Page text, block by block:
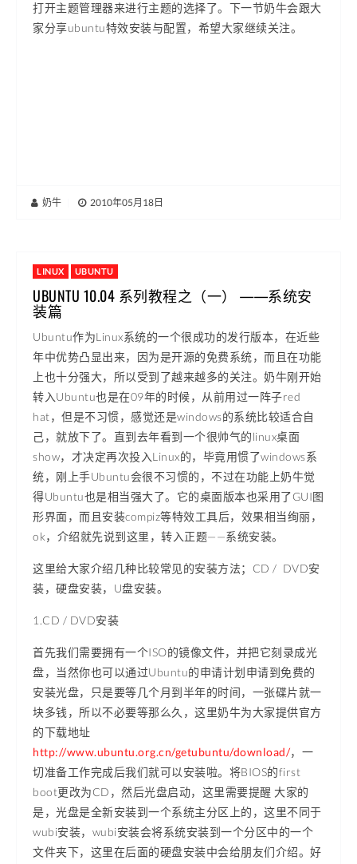
打开主题管理器来进行主题的选择了。下一节奶牛会跟大
家分享ubuntu特效安装与配置，希望大家继续关注。
奶牛 2010年05月18日
LINUX UBUNTU
UBUNTU 10.04 系列教程之（一） ——系统安
装篇
Ubuntu作为Linux系统的一个很成功的发行版本，在近些
年中优势凸显出来，因为是开源的免费系统，而且在功能
上也十分强大，所以受到了越来越多的关注。奶牛刚开始
转入Ubuntu也是在09年的时候，从前用过一阵子red
hat，但是不习惯，感觉还是windows的系统比较适合自
己，就放下了。直到去年看到一个很帅气的linux桌面
show，才决定再次投入Linux的，毕竟用惯了windows系
统，刚上手Ubuntu会很不习惯的，不过在功能上奶牛觉
得Ubuntu也是相当强大了。它的桌面版本也采用了GUI图
形界面，而且安装compiz等特效工具后，效果相当绚丽，
ok，介绍就先说到这里，转入正题——系统安装。
这里给大家介绍几种比较常见的安装方法；CD / DVD安
装，硬盘安装，U盘安装。
1.CD / DVD安装
首先我们需要拥有一个ISO的镜像文件，并把它刻录成光
盘，当然你也可以通过Ubuntu的申请计划申请到免费的
安装光盘，只是要等几个月到半年的时间，一张碟片就一
块多钱，所以不必要等那么久，这里奶牛为大家提供官方
的下载地址
http://www.ubuntu.org.cn/getubuntu/download/，一
切准备工作完成后我们就可以安装啦。将BIOS的first
boot更改为CD，然后光盘启动，这里需要提醒 大家的
是，光盘是全新安装到一个系统主分区上的，这里不同于
wubi安装，wubi安装会将系统安装到一个分区中的一个
文件夹下，这里在后面的硬盘安装中会给朋友们介绍。好